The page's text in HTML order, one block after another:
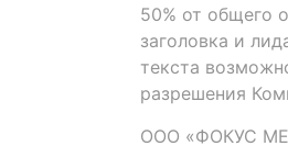
50% от общего
заголовка и
текста
разрешения
ООО «ФОКУС